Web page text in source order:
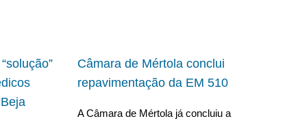
Câmara de Mértola conclui
repavimentação da EM 510
A Câmara de Mértola já concluiu a